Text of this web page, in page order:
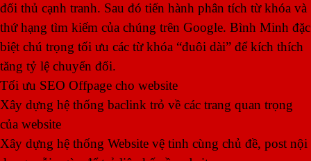
đối thủ cạnh tranh. Sau đó tiến hành phân tích từ khóa và
thứ hạng tìm kiếm của chúng trên Google. Bình Minh đặc
biệt chú trọng tối ưu các từ khóa “đuôi dài” để kích thích
tăng tỷ lệ chuyển đổi.
Tối ưu SEO Offpage cho website
Xây dựng hệ thống baclink trỏ về các trang quan trọng
của website
Xây dựng hệ thống Website vệ tinh cùng chủ đề, post nội